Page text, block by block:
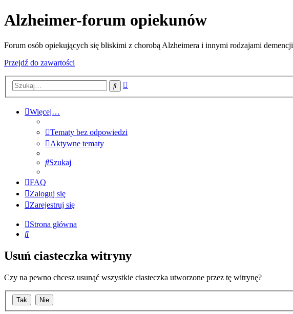
Alzheimer-forum opiekunów
Forum osób opiekujących się bliskimi z chorobą Alzheimera i innymi rodzajami demencji
Przejdź do zawartości
Szukaj
Więcej…
Tematy bez odpowiedzi
Aktywne tematy
Szukaj
FAQ
Zaloguj się
Zarejestruj się
Strona główna
Szukaj
Usuń ciasteczka witryny
Czy na pewno chcesz usunąć wszystkie ciasteczka utworzone przez tę witrynę?